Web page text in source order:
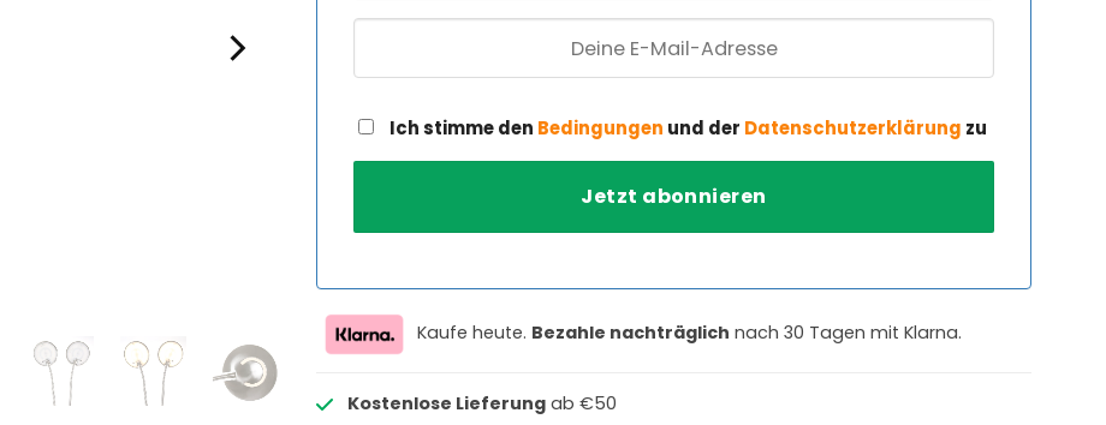
Ich stimme den Bedingungen und der Datenschutzerklärung zu
Kaufe heute. Bezahle nachträglich nach 30 Tagen mit Klarna.
Kostenlose Lieferungab €50